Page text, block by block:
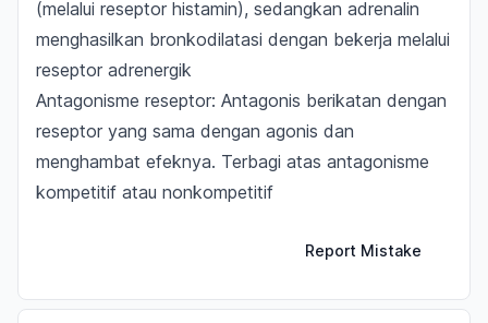
(melalui reseptor histamin), sedangkan adrenalin
menghasilkan bronkodilatasi dengan bekerja melalui
reseptor adrenergik
Antagonisme reseptor: Antagonis berikatan dengan
reseptor yang sama dengan agonis dan
menghambat efeknya. Terbagi atas antagonisme
kompetitif atau nonkompetitif
Report Mistake